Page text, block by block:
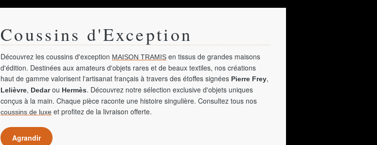
Coussins d'Exception
Découvrez les coussins d'exception MAISON TRAMIS en tissus de grandes maisons
d'édition. Destinées aux amateurs d'objets rares et de beaux textiles, nos créations
haut de gamme valorisent l'artisanat français à travers des étoffes signées Pierre Frey,
Lelièvre, Dedarou Hermès. Découvrez notre sélection exclusive d'objets uniques
conçus à la main. Chaque pièce raconte une histoire singulière. Consultez tous nos
coussins de luxe et profitez de la livraison offerte.
Agrandir